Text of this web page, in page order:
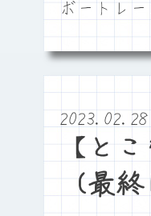
ボートレ
2023.02.28
【と
（最終